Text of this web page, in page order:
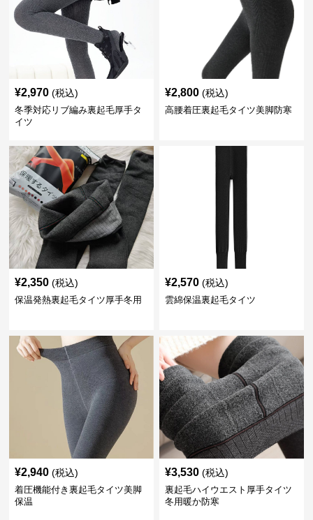
¥2,970 (税込)
冬季対応リブ編み裏起毛厚手タ
イツ
¥2,800 (税込)
高腰着圧裏起毛タイツ美脚防寒
¥2,350 (税込)
保温発熱裏起毛タイツ厚手冬用
¥2,570 (税込)
雲綿保温裏起毛タイツ
¥2,940 (税込)
着圧機能付き裏起毛タイツ美脚
保温
¥3,530 (税込)
裏起毛ハイウエスト厚手タイツ
冬用暖か防寒